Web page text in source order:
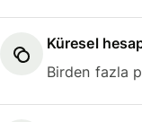
Küresel
Birden fazla